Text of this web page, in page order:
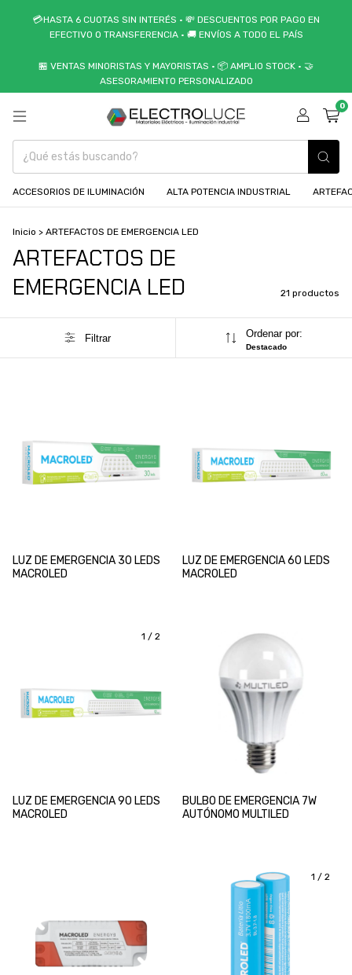
💳HASTA 6 CUOTAS SIN INTERÉS • 💸 DESCUENTOS POR PAGO EN
EFECTIVO O TRANSFERENCIA • 🚚 ENVÍOS A TODO EL PAÍS
🏪 VENTAS MINORISTAS Y MAYORISTAS • 📦 AMPLIO STOCK • 🤝
ASESORAMIENTO PERSONALIZADO
0
ACCESORIOS DE ILUMINACIÓN ALTA POTENCIA INDUSTRIAL
Inicio > ARTEFACTOS DE EMERGENCIA LED
ARTEFACTOS DE
EMERGENCIA LED
21 productos
Filtrar Ordenar por:
Destacado
LUZ DE EMERGENCIA 30 LEDS
MACROLED
LUZ DE EMERGENCIA 60 LEDS
MACROLED
1 / 2
LUZ DE EMERGENCIA 90 LEDS
MACROLED
BULBO DE EMERGENCIA 7W
AUTÓNOMO MULTILED
1 / 2